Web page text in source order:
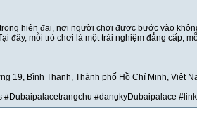
hiện đại, nơi người chơi được bước vào
đây, mỗi trò chơi là một trải nghiệm đẳng cấp,
19, Bình Thạnh, Thành phố Hồ Chí Minh, Việt
#Dubaipalacetrangchu #dangkyDubaipalace